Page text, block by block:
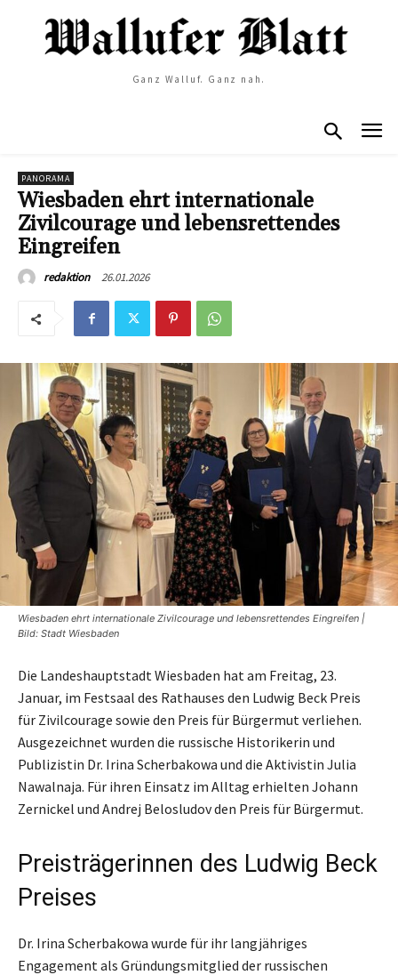
Ganz Walluf. Ganz nah.
PANORAMA
Wiesbaden ehrt internationale
Zivilcourage und lebensrettendes
Eingreifen
redaktion 26.01.2026
Wiesbaden ehrt internationale Zivilcourage und lebensrettendes Eingreifen |
Bild: Stadt Wiesbaden
Die Landeshauptstadt Wiesbaden hat am Freitag, 23.
Januar, im Festsaal des Rathauses den Ludwig Beck Preis
für Zivilcourage sowie den Preis für Bürgermut verliehen.
Ausgezeichnet wurden die russische Historikerin und
Publizistin Dr. Irina Scherbakowa und die Aktivistin Julia
Nawalnaja. Für ihren Einsatz im Alltag erhielten Johann
Zernickel und Andrej Belosludov den Preis für Bürgermut.
Preisträgerinnen des Ludwig Beck
Preises
Dr. Irina Scherbakowa wurde für ihr langjähriges
Engagement als Gründungsmitglied der russischen